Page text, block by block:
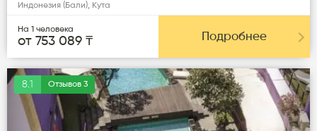
Индонезия (Бали), Кута
На 1 человека
от 753 089 ₸ Подробнее
8.1 Отзывов 3